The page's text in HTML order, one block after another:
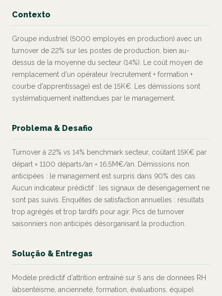
Contexto
Groupe industriel (5000 employés en production) avec un
turnover de 22% sur les postes de production, bien au-
dessus de la moyenne du secteur (14%). Le coût moyen de
remplacement d'un opérateur (recrutement + formation +
courbe d'apprentissage) est de 15K€. Les démissions sont
systématiquement inattendues par le management.
Problema & Desafio
Turnover à 22% vs 14% benchmark secteur, coûtant 15K€ par
départ × 1100 départs/an = 16.5M€/an. Démissions non
anticipées : le management est surpris dans 90% des cas.
Aucun indicateur prédictif : les signaux de désengagement ne
sont pas suivis. Enquêtes de satisfaction annuelles : résultats
trop agrégés et trop tardifs pour agir. Pics de turnover
saisonniers non anticipés désorganisant la production.
Solução & Entregas
Modèle prédictif d'attrition entraîné sur 5 ans de données RH
(absentéisme, ancienneté, formation, évaluations, équipe).